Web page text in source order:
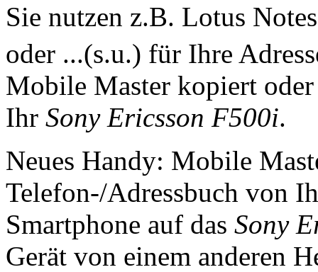
Sie nutzen z.B. Lotus
oder ...(s.u.) für Ihre
Mobile Master kopiert
Ihr Sony Ericsson F500i.
Neues Handy: Mobile
Telefon-/Adressbuch von
Smartphone auf das Sony
Gerät von einem anderen